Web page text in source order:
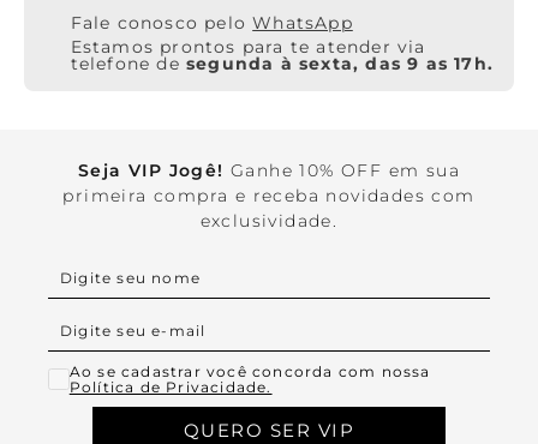
WhatsApp
Estamos prontos para te atender via
telefone de segunda à sexta, das 9 as 17h.
Seja VIP Jogê! Ganhe 10% OFF em sua
primeira compra e receba novidades com
exclusividade.
Ao se cadastrar você concorda com nossa
Política de Privacidade.
QUERO SER VIP